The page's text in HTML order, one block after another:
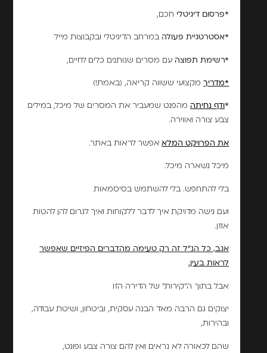
*פרסום דיגיטלי חכם,
*אסטרטגיית פעולה במרחב הדיגיטלי ובקבוצות מייל
*רשימת תפוצה עם מסרים שנותנים כלים לחיים,
*מדריךמקצועי ששווה קריאה, (באמת!)
*ודף נחיתה מהפנט שמעביר את המסרים של מיכל, במילים
צבע צורה ואווירה.
את הפרויקט המלאאפשר לראות באתר.
מיכל נשארה מיכל.
בלי להתחפש. בלי להשתמש בסיסמאות
ועם גישה מדויקת איך לדבר ללקוחות ואיך לגרום להן להטות
אוזן.
אגב, כל הנ"ל זה רק טעימה מהדברים הפיזיים שאפשר
לראות בעין.
אבל בתוך ה"קירות" של הדירה הזו
יצוקים גם הרבה מאד הבנה עסקית, וביטחון, ושיטת עבודה,
ובהירות,
שהם לכאורה לא נראים ואין להם צורה צבע ופונט,